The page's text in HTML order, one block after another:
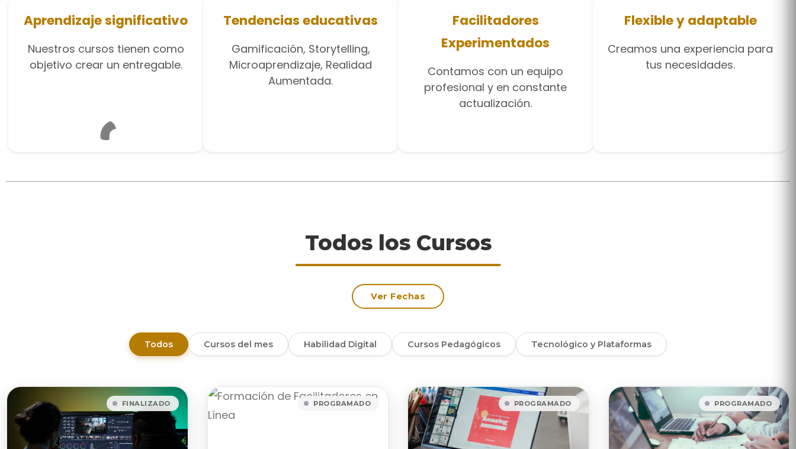
Aprendizaje significativo
Nuestros cursos tienen como
objetivo crear un entregable.
Tendencias educativas
Gamificación, Storytelling,
Microaprendizaje, Realidad
Aumentada.
Facilitadores
Experimentados
Contamos con un equipo
profesional y en constante
actualización.
Flexible y adaptable
Creamos una experiencia para
tus necesidades.
Todos los Cursos
Ver Fechas
Todos Cursos del mes Habilidad Digital Cursos Pedagógicos Tecnológico y Plataformas
FINALIZADO PROGRAMADO PROGRAMADO PROGRAMADO